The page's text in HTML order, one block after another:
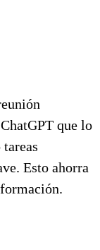
que lo
Esto ahorra